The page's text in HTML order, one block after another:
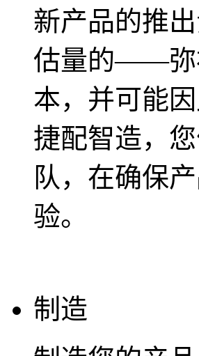
新产品的推
估量的——弥
本，并可能
捷配智造，
队，在确保
验。
制造